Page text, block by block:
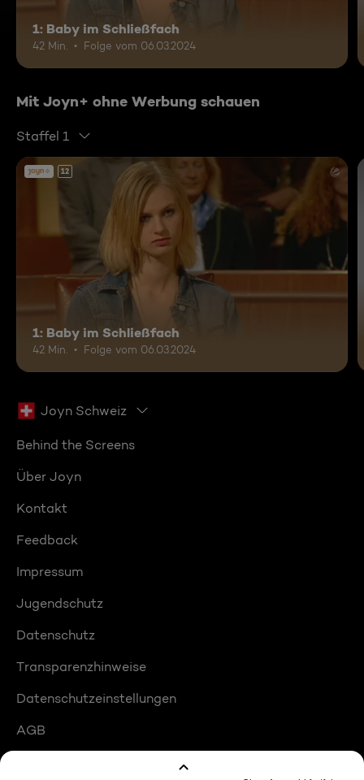
1: Baby im Schließfach
42 Min. Folge vom 06.03.2024
Mit Joyn+ ohne Werbung schauen
Staffel 1
12
1: Baby im Schließfach
42 Min. Folge vom 06.03.2024
Joyn Schweiz
Behind the Screens
Über Joyn
Kontakt
Feedback
Impressum
Jugendschutz
Datenschutz
Transparenzhinweise
Datenschutzeinstellungen
AGB